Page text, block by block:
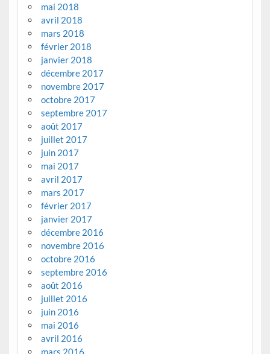
mai 2018
avril 2018
mars 2018
février 2018
janvier 2018
décembre 2017
novembre 2017
octobre 2017
septembre 2017
août 2017
juillet 2017
juin 2017
mai 2017
avril 2017
mars 2017
février 2017
janvier 2017
décembre 2016
novembre 2016
octobre 2016
septembre 2016
août 2016
juillet 2016
juin 2016
mai 2016
avril 2016
mars 2016